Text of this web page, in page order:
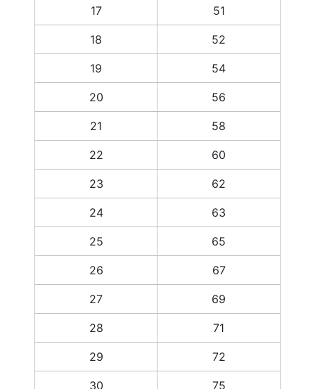
17 51
18 52
19 54
20 56
21 58
22 60
23 62
24 63
25 65
26 67
27 69
28 71
29 72
30 75